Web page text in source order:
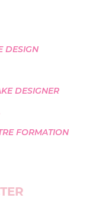
DESIGN
DESIGNER
FORMATION